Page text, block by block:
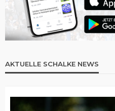
AKTUELLE SCHALKE NEWS